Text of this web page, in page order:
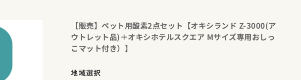
【販売】ペット用酸素2点セット【オキシランド Z-3000(ア
ウトレット品)＋オキシホテルスクエア Mサイズ専用おしっ
こマット付き）】
地域選択